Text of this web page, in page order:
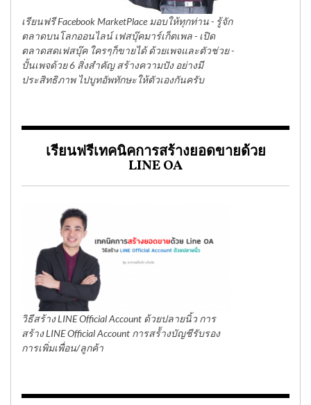
เรียนฟรี Facebook MarketPlace มอบให้ทุกท่าน - รู้จัก
ตลาดบนโลกออนไลน์ เฟสบุ๊คมาร์เก็ตเพล - เปิด
ตลาดสดเฟสบุ๊ค ใครๆก็ขายได้ ด้วยเพจและตัวช่วย -
ปั้นเพจด้วย 6 สิ่งสำคัญ สร้างความปัง อย่างมี
ประสิทธิภาพ ไปบูทอัพทักษะให้ตัวเองกันครับ
เรียนฟรีเทคนิคการสร้างยอดขายด้วย
LINE OA
วิธีสร้าง LINE Official Account ด้วยปลายนิ้ว การ
สร้าง LINE Official Account การสร้้างบัญชีรับรอง
การเพิ่มเพื่อน/ลูกค้า